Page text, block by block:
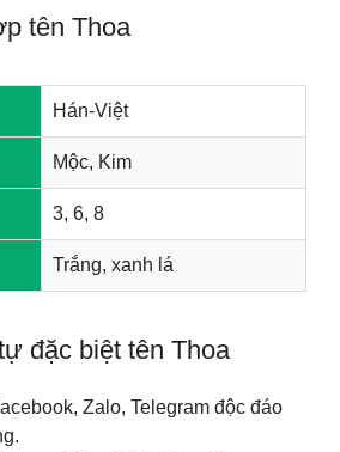
tên Thoa
Hán-Việt
Mộc, Kim
3, 6, 8
Trắng, xanh lá
đặc biệt tên Thoa
Zalo, Telegram độc đáo